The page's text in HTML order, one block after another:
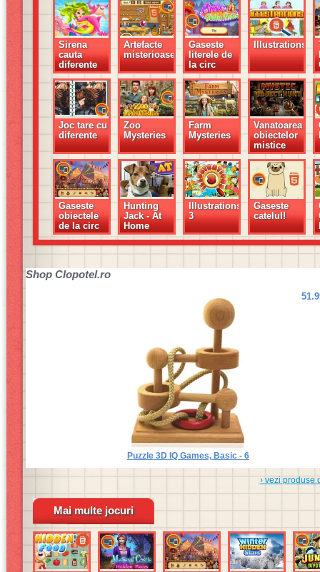
Sirena
cauta
diferente
Artefacte
misterioase
Gaseste
literele de
la circ
Illustrations
Joc tare cu
diferente
Zoo
Mysteries
Farm
Mysteries
Vanatoarea
obiectelor
mistice
Gaseste
obiectele
de la circ
Hunting
Jack - At
Home
Illustrations
3
Gaseste
catelul!
Shop Clopotel.ro
Puzzle 3D IQ Games, Basic - 6
› vezi produse
Mai multe jocuri